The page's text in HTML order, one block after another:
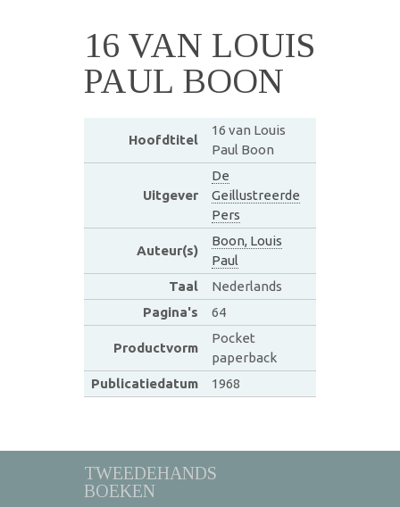
16 VAN LOUIS
PAUL BOON
Hoofdtitel
16 van Louis
Paul Boon
Uitgever
De
Geillustreerde
Pers
Auteur(s)
Boon, Louis
Paul
Taal
Nederlands
Pagina's
64
Productvorm
Pocket
paperback
Publicatiedatum
1968
TWEEDEHANDS
BOEKEN